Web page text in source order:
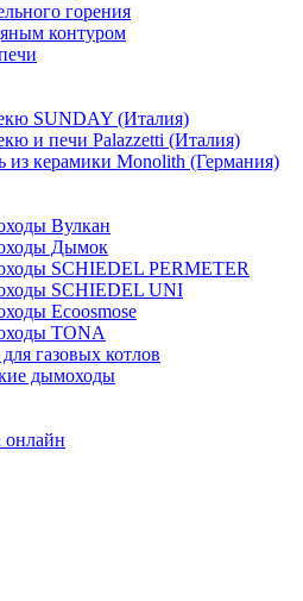
горения
контуром
SUNDAY (Италия)
и печи Palazzetti (Италия)
из керамики Monolith (Германия)
Вулкан
Дымок
SCHIEDEL PERMETER
SCHIEDEL UNI
Ecoosmose
TONA
газовых котлов
дымоходы
онлайн